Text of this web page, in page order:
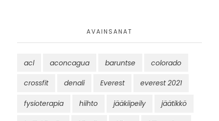
AVAINSANAT
acl aconcagua baruntse colorado
crossfit denali Everest everest 2021
fysioterapia hiihto jääkiipeily jäätikkö